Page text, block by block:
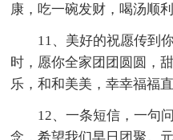
康，吃一碗发财，喝汤顺
11、美好的祝愿传到
时，愿你全家团团圆圆，
乐，和和美美，幸幸福福
12、一条短信，一句
念，希望我们早日团聚。